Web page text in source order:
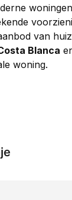
van
Blanca
woning.